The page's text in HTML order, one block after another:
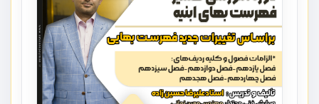
توصیه می کنیم از مطالب این دوره استفاده نمایند.